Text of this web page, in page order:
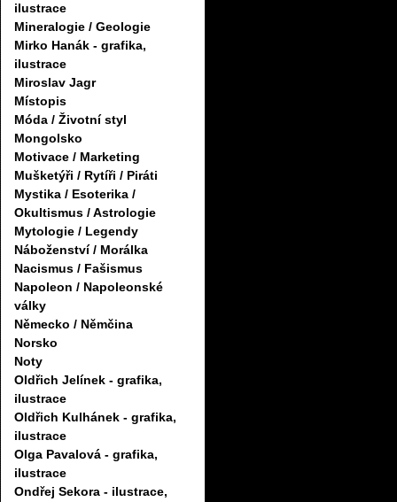
ilustrace
Mineralogie / Geologie
Mirko Hanák - grafika,
ilustrace
Miroslav Jagr
Místopis
Móda / Životní styl
Mongolsko
Motivace / Marketing
Mušketýři / Rytíři / Piráti
Mystika / Esoterika /
Okultismus / Astrologie
Mytologie / Legendy
Náboženství / Morálka
Nacismus / Fašismus
Napoleon / Napoleonské
války
Německo / Němčina
Norsko
Noty
Oldřich Jelínek - grafika,
ilustrace
Oldřich Kulhánek - grafika,
ilustrace
Olga Pavalová - grafika,
ilustrace
Ondřej Sekora - ilustrace,